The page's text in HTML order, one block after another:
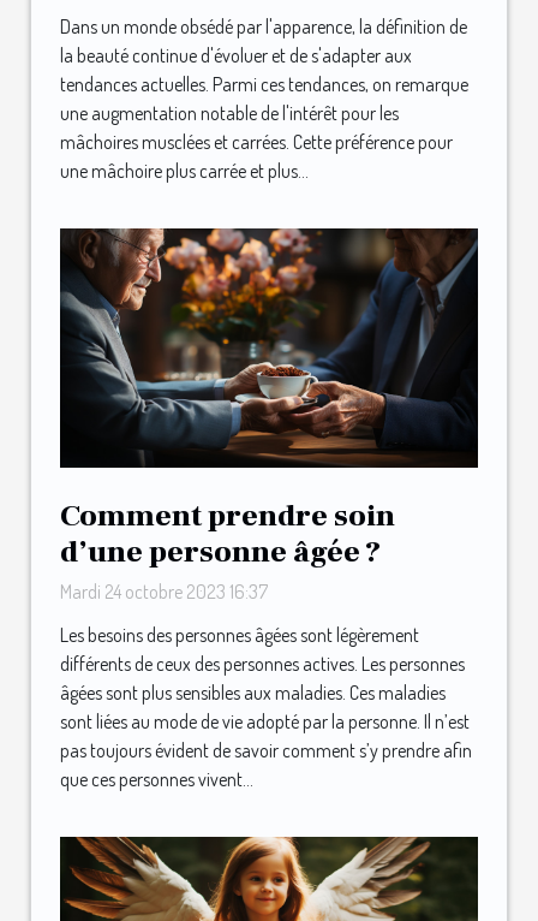
Dans un monde obsédé par l'apparence, la définition de
la beauté continue d'évoluer et de s'adapter aux
tendances actuelles. Parmi ces tendances, on remarque
une augmentation notable de l'intérêt pour les
mâchoires musclées et carrées. Cette préférence pour
une mâchoire plus carrée et plus...
Comment prendre soin
d’une personne âgée ?
Mardi 24 octobre 2023 16:37
Les besoins des personnes âgées sont légèrement
différents de ceux des personnes actives. Les personnes
âgées sont plus sensibles aux maladies. Ces maladies
sont liées au mode de vie adopté par la personne. Il n’est
pas toujours évident de savoir comment s’y prendre afin
que ces personnes vivent...